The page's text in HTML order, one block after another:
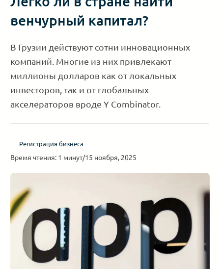
венчурный капитал?
В Грузии действуют сотни инновационных
компаний. Многие из них привлекают
миллионы долларов как от локальных
инвесторов, так и от глобальных
акселераторов вроде Y Combinator.
Регистрация бизнеса
Время чтения: 1 минут/15 ноября, 2025